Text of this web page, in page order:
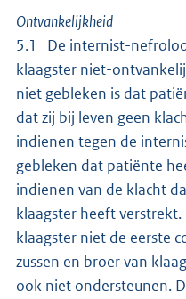
Ontvankelijkheid
5.1 De internist-
klaagster niet-
niet gebleken is dat
dat zij bij leven geen
indienen tegen de
gebleken dat patiënte
indienen van de klacht
klaagster heeft
klaagster niet de eerste
zussen en broer van
ook niet ondersteunen.